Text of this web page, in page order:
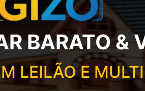
BARATO &
LEILÃO E